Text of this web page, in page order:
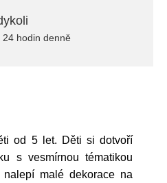
hodin denně
od 5 let. Děti si dotvoří
s vesmírnou tématikou
malé dekorace na